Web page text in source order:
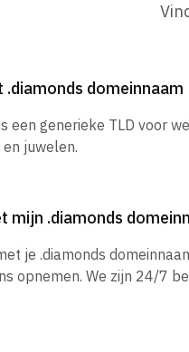
.diamonds domeinnaam
een generieke TLD voor
juwelen.
mijn .diamonds
je .diamonds
opnemen. We zijn 24/7